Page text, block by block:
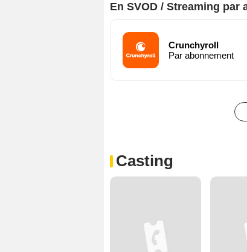
En SVOD / Streaming par
Crunchyroll
Par abonnement
Casting